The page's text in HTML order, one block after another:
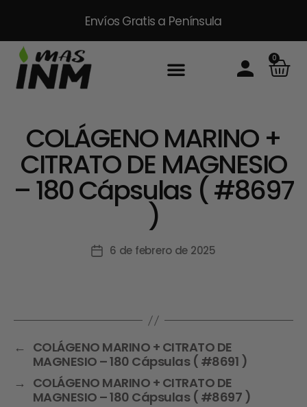
Envíos Gratis a Península
0
COLÁGENO MARINO +
CITRATO DE MAGNESIO
– 180 Cápsulas ( #8697
)
6 de febrero de 2025
← COLÁGENO MARINO + CITRATO DE
MAGNESIO – 180 Cápsulas ( #8691 )
→ COLÁGENO MARINO + CITRATO DE
MAGNESIO – 180 Cápsulas ( #8697 )